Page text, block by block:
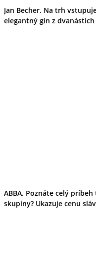
Jan Becher. Na trh
elegantný gin z
ABBA. Poznáte celý
skupiny? Ukazuje cenu